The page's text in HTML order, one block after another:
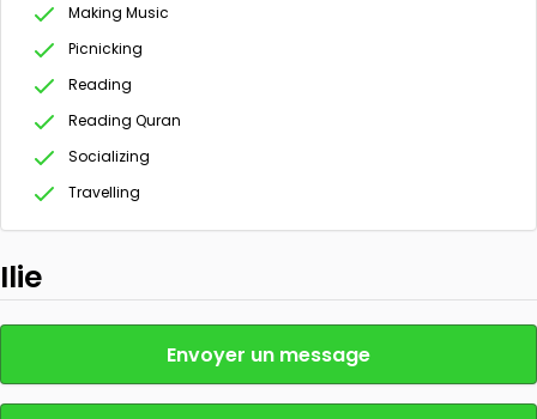
Making Music
Picnicking
Reading
Reading Quran
Socializing
Travelling
Ilie
Envoyer un message